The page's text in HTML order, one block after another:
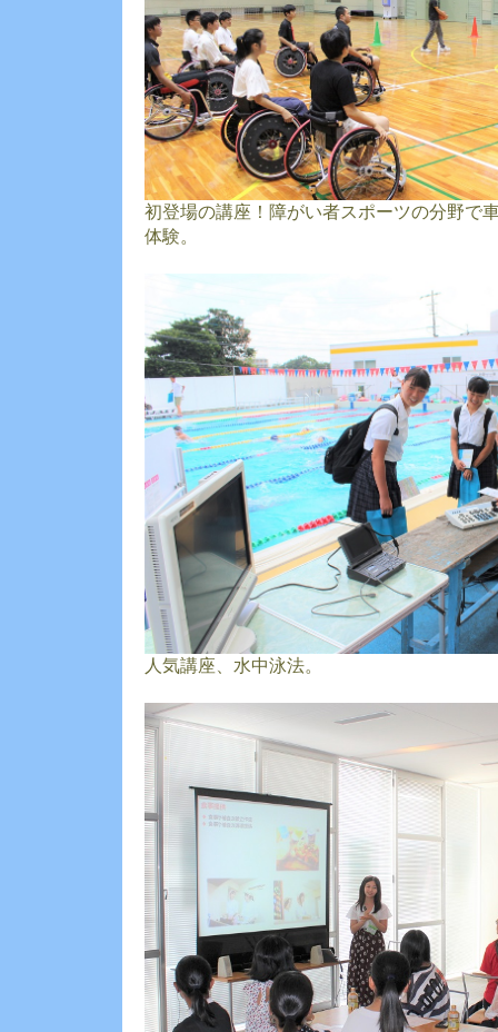
初登場の講座！障がい者スポーツの分野で
体験。
人気講座、水中泳法。